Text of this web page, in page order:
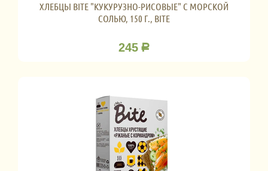
ХЛЕБЦЫ BITE "КУКУРУЗНО-РИСОВЫЕ" С МОРСКОЙ
СОЛЬЮ, 150 Г., BITE
245 Р